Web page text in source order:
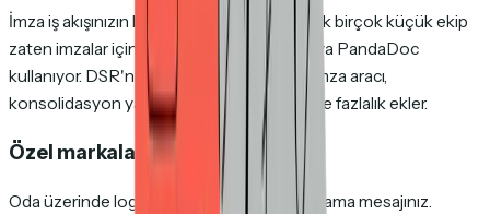
İmza iş akışınızın bir parçasıysa güzel, ancak birçok küçük ekip
zaten imzalar için DocuSign, HelloSign veya PandaDoc
kullanıyor. DSR'nizin içinde yinelenen bir imza aracı,
konsolidasyon yapmıyorsanız değer yerine fazlalık ekler.
Özel markalama
Oda üzerinde logonuz, renkleriniz ve karşılama mesajınız.